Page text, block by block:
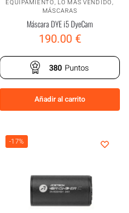
EQUIPAMIENTO,LO MÁS VENDIDO,
MÁSCARAS
Máscara DYE i5 DyeCam
190.00€
380 Puntos
Añadir al carrito
-17%